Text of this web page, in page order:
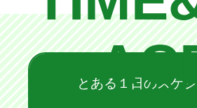
とある１日のスケ